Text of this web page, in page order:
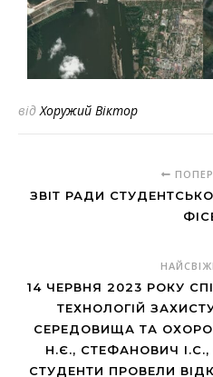
відХоружий Віктор
ЗВІТ РАДИ
14 ЧЕРВНЯ 2023 РОКУ
ТЕХНОЛОГІЙ
СЕРЕДОВИЩА ТА
Н.Є., СТЕФАНОВИЧ
СТУДЕНТИ ПРОВЕЛИ